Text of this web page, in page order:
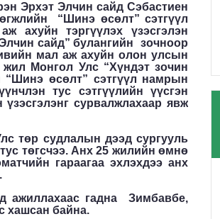
Эрхэт Элчин сайд Сэбастиен
“Шинэ өсөлт” сэтгүүл
тэргүүлэх үзэсгэлэн
сайд” булангийн зочноор
мал аж ахуйн олон улсын
жил Монгол Улс “Хүндэт зочин
өсөлт” сэтгүүл намрын
тус сэтгүүлийн үүсгэн
үзэсгэлэнг сурвалжлахаар явж
төр судлалын дээд сургууль
төгсчээ. Анх 25 жилийн өмнө
гараагаа эхлэхдээ анх
ажиллахаас гаднаЗимбавбе,
хашсан байна.